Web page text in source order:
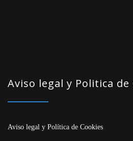
Aviso legal y Politica de
Aviso legal y Política de Cookies